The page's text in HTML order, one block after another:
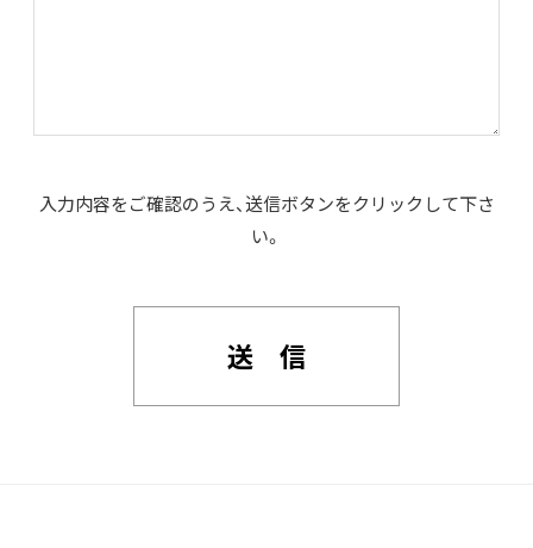
入力内容をご確認のうえ、送信ボタンをクリックして下さ
い。